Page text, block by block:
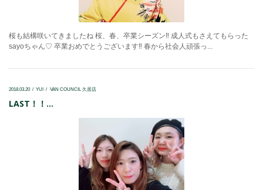
桜も結構咲いてきましたね 桜、春、卒業シーズン‼ 成人式もさえてもらった
sayoちゃん♡ 卒業おめでとうございます‼ 春から社会人頑張っ...
2018.03.20 YUI VAN COUNCIL 久居店
LAST！！...